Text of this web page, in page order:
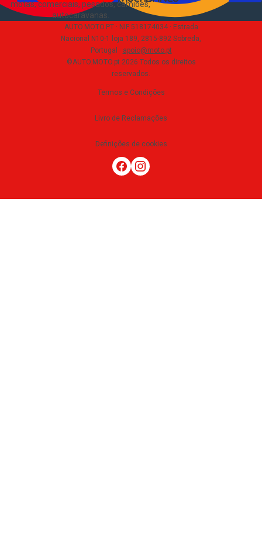
motas, comerciais, pesados, camiões,
autocaravanas
AUTO.MOTO.PT · NIF 518174034 · Estrada
Nacional N10-1 loja 189, 2815-892 Sobreda,
Portugal · apoio@moto.pt
©AUTO.MOTO.pt 2026 Todos os direitos
reservados.
Termos e Condições
Livro de Reclamações
Definições de cookies